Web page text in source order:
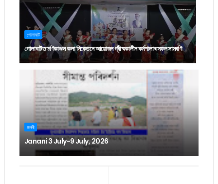
গোলাঘাট
গোলাঘাটত মণিকাঞ্চন কলা নিকেতনে আয়োজন গ্ৰীষ্মকালীন কৰ্মশালাৰ সফল সামৰণি
জননী
Janani 3 July-9 July, 2026